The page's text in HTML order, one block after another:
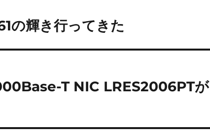
の輝き行ってきた
T NIC LRES2006PTが